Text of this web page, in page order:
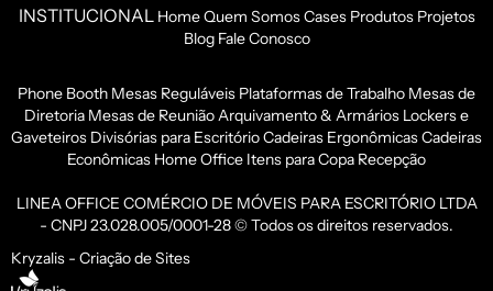
INSTITUCIONAL HomeQuem SomosCases Produtos Projetos
Blog Fale Conosco
Phone Booth Mesas Reguláveis Plataformas de Trabalho Mesas de
Diretoria Mesas de ReuniãoArquivamento & Armários Lockers e
Gaveteiros Divisórias para EscritórioCadeiras ErgonômicasCadeiras
Econômicas Home Office Itens para Copa Recepção
LINEA OFFICE COMÉRCIO DE MÓVEIS PARA ESCRITÓRIO LTDA
- CNPJ 23.028.005/0001-28 © Todos os direitos reservados.
Kryzalis - Criação de Sites